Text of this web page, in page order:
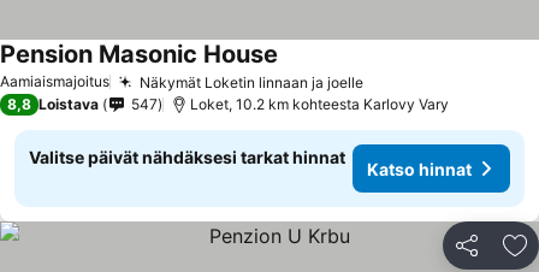
Aamiaismajoitus Näkymät Loketin linnaan ja joelle
Pension Masonic House
8,8 Loistava 547 Loket, 10.2 km kohteesta Karlovy Vary
Valitse päivät nähdäksesi tarkat hinnat
Katso hinnat
Jaa